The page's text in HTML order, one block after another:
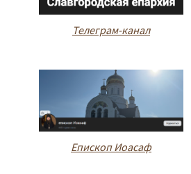
Телеграм-канал
Епископ Иоасаф